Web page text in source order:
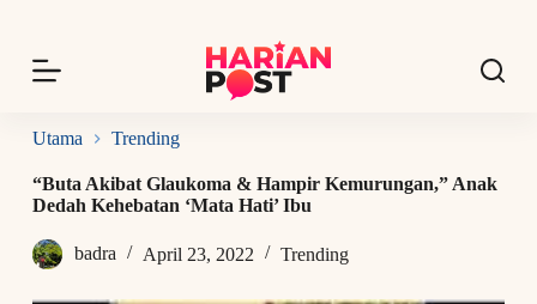
p
o
n
n
Utama Trending
“Buta Akibat Glaukoma & Hampir Kemurungan,” Anak
Dedah Kehebatan ‘Mata Hati’ Ibu
badra April 23, 2022 Trending